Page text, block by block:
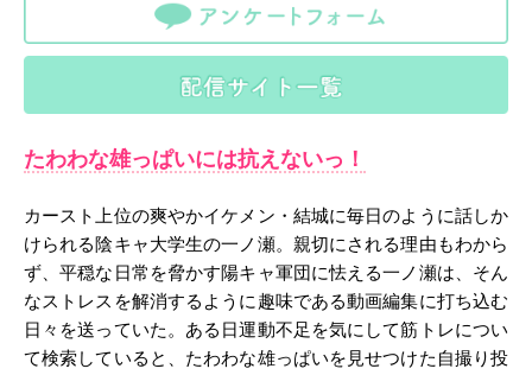
たわわな雄っぱいには抗えないっ！
カースト上位の爽やかイケメン・結城に毎日のように話しか
けられる陰キャ大学生の一ノ瀬。親切にされる理由もわから
ず、平穏な日常を脅かす陽キャ軍団に怯える一ノ瀬は、そん
なストレスを解消するように趣味である動画編集に打ち込む
日々を送っていた。ある日運動不足を気にして筋トレについ
て検索していると、たわわな雄っぱいを見せつけた自撮り投